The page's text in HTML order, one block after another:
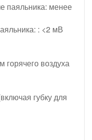
паяльника: менее
: <2 мВ
горячего воздуха
губку для